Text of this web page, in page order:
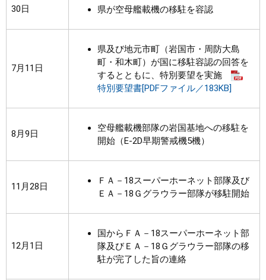
30日 県が空母艦載機の移駐を容認
7月11日
県及び地元市町（岩国市・周防大島
町・和木町）が国に移駐容認の回答を
するとともに、特別要望を実施
特別要望書[PDFファイル／183KB]
8月9日
空母艦載機部隊の岩国基地への移駐を
開始（E-2D早期警戒機5機）
11月28日
ＦＡ－18スーパーホーネット部隊及び
ＥＡ－18Ｇグラウラー部隊が移駐開始
12月1日
国からＦＡ－18スーパーホーネット部
隊及びＥＡ－18Ｇグラウラー部隊の移
駐が完了した旨の連絡